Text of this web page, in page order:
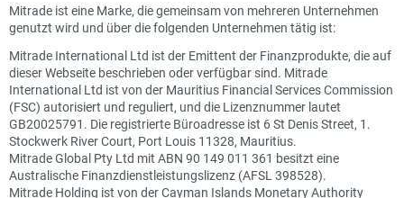
Mitrade ist eine Marke, die gemeinsam von mehreren Unternehmen
genutzt wird und über die folgenden Unternehmen tätig ist:
Mitrade International Ltd ist der Emittent der Finanzprodukte, die auf
dieser Webseite beschrieben oder verfügbar sind. Mitrade
International Ltd ist von der Mauritius Financial Services Commission
(FSC) autorisiert und reguliert, und die Lizenznummer lautet
GB20025791. Die registrierte Büroadresse ist 6 St Denis Street, 1.
Stockwerk River Court, Port Louis 11328, Mauritius.
Mitrade Global Pty Ltd mit ABN 90 149 011 361 besitzt eine
Australische Finanzdienstleistungslizenz (AFSL 398528).
Mitrade Holding ist von der Cayman Islands Monetary Authority